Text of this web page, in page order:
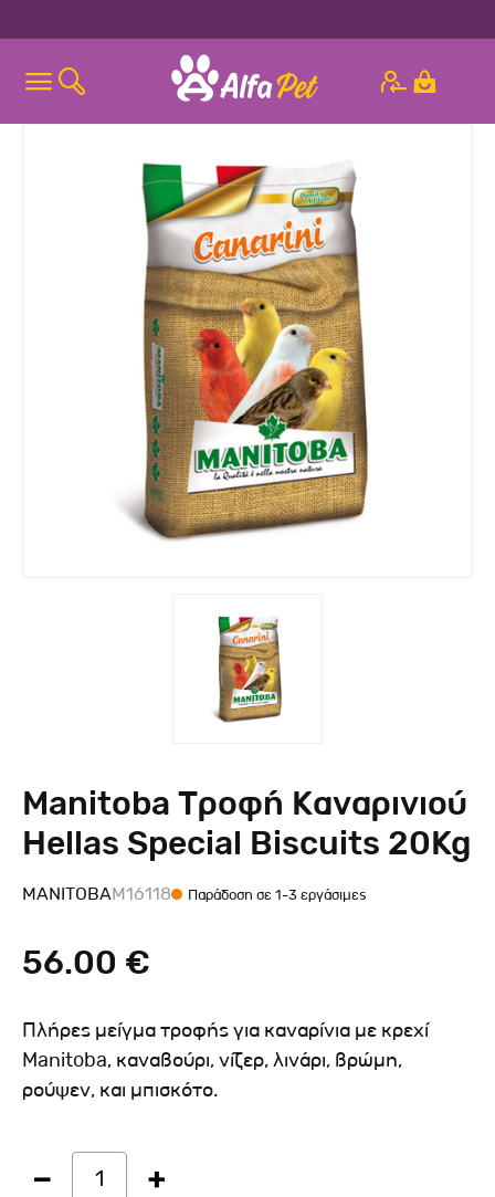
Manitoba Τροφή Καναρινιού
Hellas Special Biscuits 20Kg
MANITOBAM16118 Παράδοση σε 1-3 εργάσιμες
56.00 €
Πλήρες μείγμα τροφής για καναρίνια με κρεχί
Manitoba, καναβούρι, νίζερ, λινάρι, βρώμη,
ρούψεν, και μπισκότο.
1